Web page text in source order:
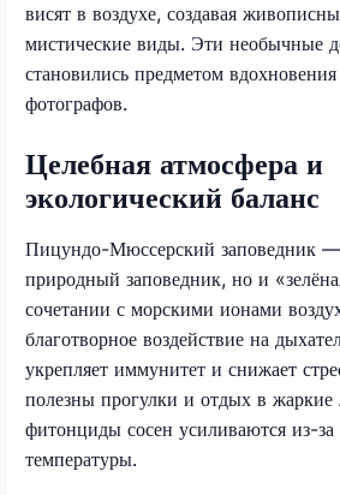
висят в воздухе, создавая
мистические виды. Эти необычные
становились предметом
фотографов.
Целебная атмосфера и
экологический баланс
Пицундо-Мюссерский заповедник
природный заповедник, но и
сочетании с морскими ионами
благотворное воздействие на
укрепляет иммунитет и снижает
полезны прогулки и отдых в жаркие
фитонциды сосен усиливаются из-
температуры.